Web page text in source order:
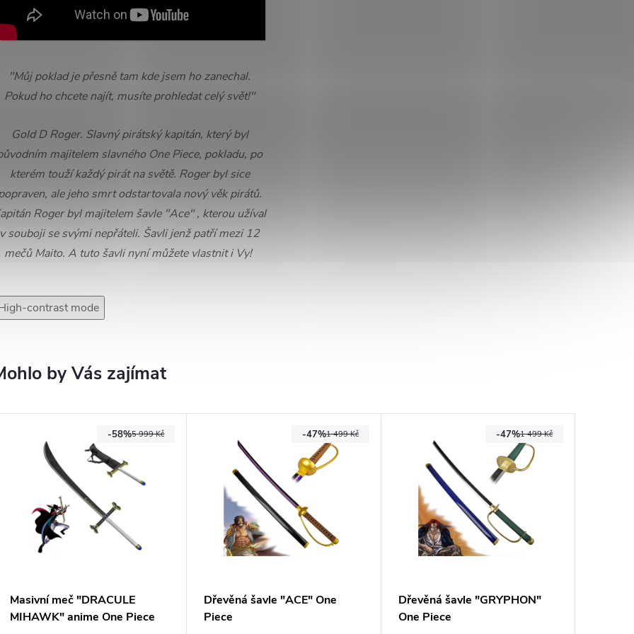
"Můj poklad je přesně tam kde jsem ho zanechal.
Pokud ho chcete najít, musíte prohledat celý svět!"
Gold D Roger. Slavný pirátský kapitán, který byl
majitelem slavného One Piece, pokladu, po
kterém touží každý pirát na světě. Roger byl sice
ale jeho smrt odstartovala nový věk pirátů.
Roger byl majitelem šavle "Ace" , kterou užíval
v souboji se svými nepřáteli. Šavli jenž patří mezi 12
mečů Maito. A tuto šavli nyní můžete vlastnit i Vy!
contrast mode
by Vás zajímat
5 999 Kč
-58%
Masivní meč "DRACULE
MIHAWK" anime One Piece
1 499 Kč
-47%
Dřevěná šavle "ACE" One
Piece
1 499 Kč
-47%
Dřevěná šavle "GRYPHON"
One Piece